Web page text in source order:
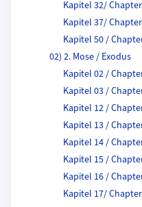
Kapitel 32/
Kapitel 37/
Kapitel 50 /
02) 2. Mose / Exodus
Kapitel 02 /
Kapitel 03 /
Kapitel 12 /
Kapitel 13 /
Kapitel 14 /
Kapitel 15 /
Kapitel 16 /
Kapitel 17/